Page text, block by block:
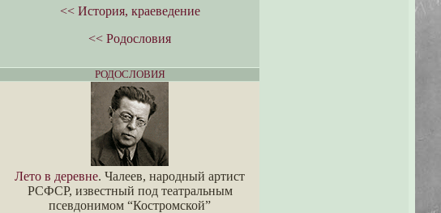
<< История, краеведение
<< Родословия
РОДОСЛОВИЯ
Лето в деревне. Чалеев, народный артист
РСФСР, известный под театральным
псевдонимом “Костромской”